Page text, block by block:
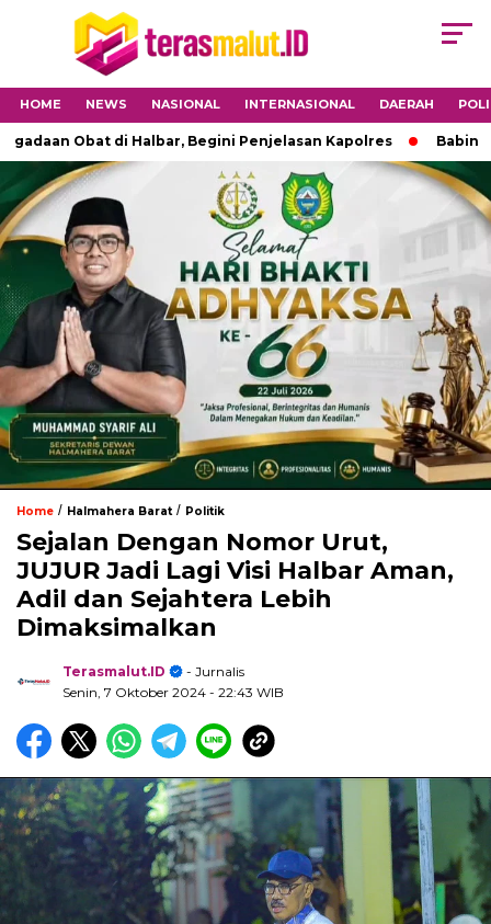
HOME NEWS NASIONAL INTERNASIONAL DAERAH
Obat di Halbar, Begini Penjelasan Kapolres Babinsa 1501-
Home / Halmahera Barat/ Politik
Sejalan Dengan Nomor Urut,
JUJUR Jadi Lagi Visi Halbar Aman,
Adil dan Sejahtera Lebih
Dimaksimalkan
Terasmalut.ID
- Jurnalis
Senin, 7 Oktober 2024 - 22:43 WIB